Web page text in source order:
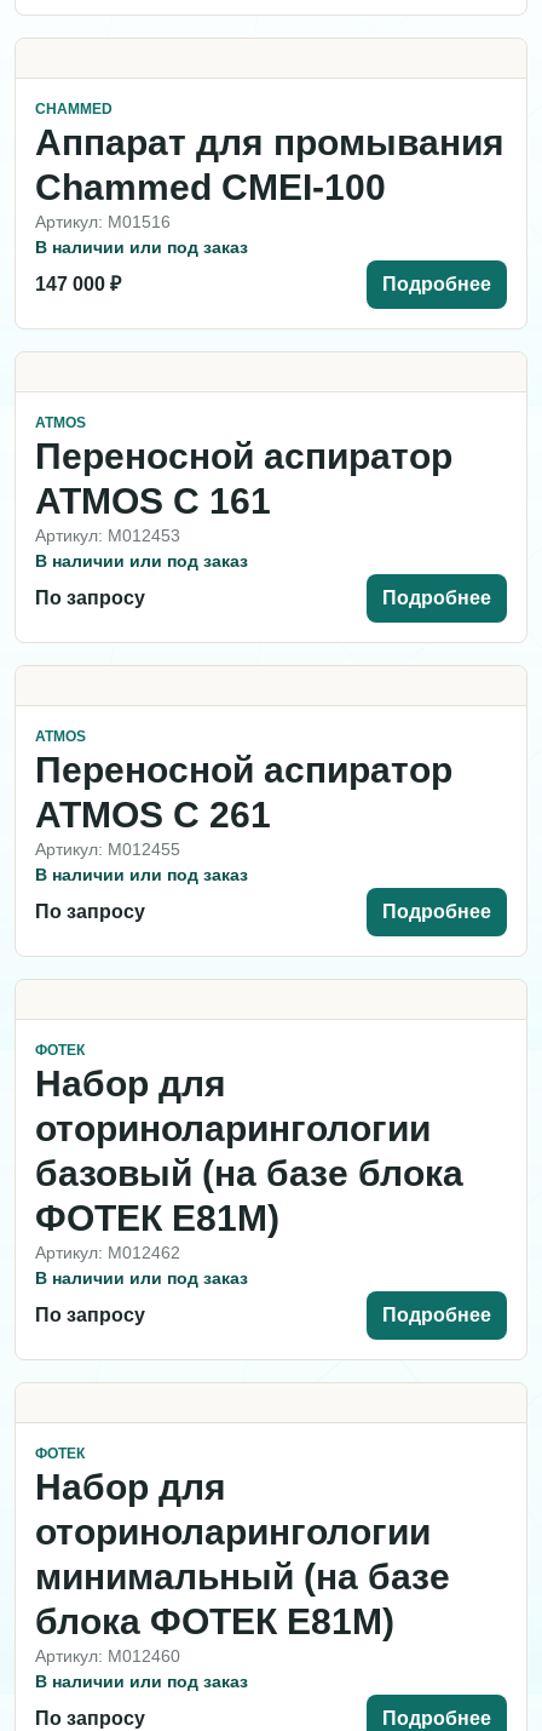
CHAMMED
Аппарат для промывания
Chammed CMEI-100
Артикул: M01516
В наличии или под заказ
147 000 ₽ Подробнее
ATMOS
Переносной аспиратор
ATMOS C 161
Артикул: M012453
В наличии или под заказ
По запросу Подробнее
ATMOS
Переносной аспиратор
ATMOS С 261
Артикул: M012455
В наличии или под заказ
По запросу Подробнее
ФОТЕК
Набор для
оториноларингологии
базовый (на базе блока
ФОТЕК Е81М)
Артикул: M012462
В наличии или под заказ
По запросу Подробнее
ФОТЕК
Набор для
оториноларингологии
минимальный (на базе
блока ФОТЕК Е81М)
Артикул: M012460
В наличии или под заказ
По запросу Подробнее